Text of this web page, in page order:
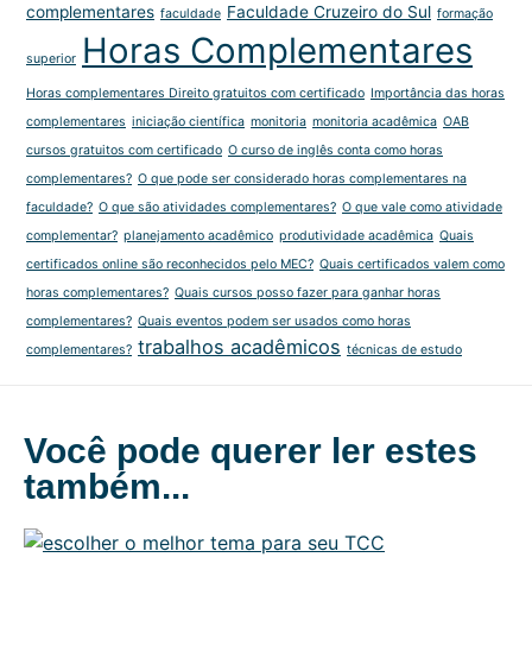
complementares faculdade Faculdade Cruzeiro do Sul formação
superior Horas Complementares
Horas complementares Direito gratuitos com certificado Importância das horas
complementares iniciação científica monitoria monitoria acadêmica OAB
cursos gratuitos com certificado O curso de inglês conta como horas
complementares? O que pode ser considerado horas complementares na
faculdade? O que são atividades complementares? O que vale como atividade
complementar? planejamento acadêmico produtividade acadêmica Quais
certificados online são reconhecidos pelo MEC? Quais certificados valem como
horas complementares? Quais cursos posso fazer para ganhar horas
complementares? Quais eventos podem ser usados como horas
complementares? trabalhos acadêmicos técnicas de estudo
Você pode querer ler estes
também...